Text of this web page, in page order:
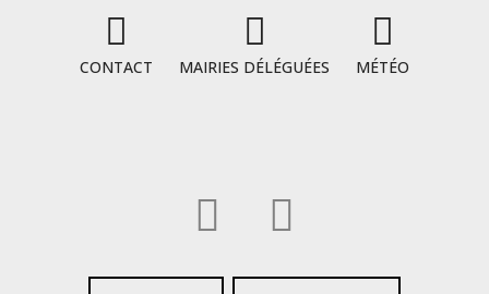
CONTACT MAIRIES DÉLÉGUÉES MÉTÉO